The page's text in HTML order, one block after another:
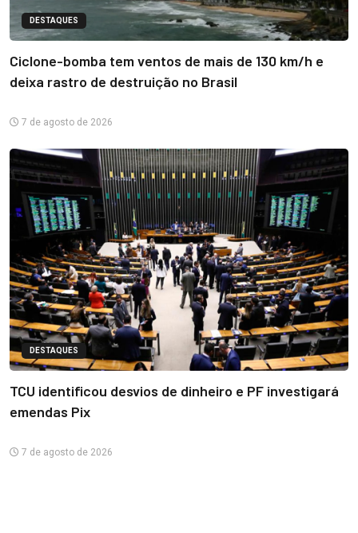
DESTAQUES
Ciclone-bomba tem ventos de mais de 130 km/h e
deixa rastro de destruição no Brasil
7 de agosto de 2026
DESTAQUES
TCU identificou desvios de dinheiro e PF investigará
emendas Pix
7 de agosto de 2026